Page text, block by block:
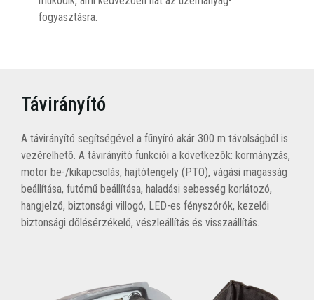
fogyasztásra.
Távirányító
A távirányító segítségével a fűnyíró akár 300 m távolságból is
vezérelhető. A távirányító funkciói a következők: kormányzás,
motor be-/kikapcsolás, hajtótengely (PTO), vágási magasság
beállítása, futómű beállítása, haladási sebesség korlátozó,
hangjelző, biztonsági villogó, LED-es fényszórók, kezelői
biztonsági dőlésérzékelő, vészleállítás és visszaállítás.